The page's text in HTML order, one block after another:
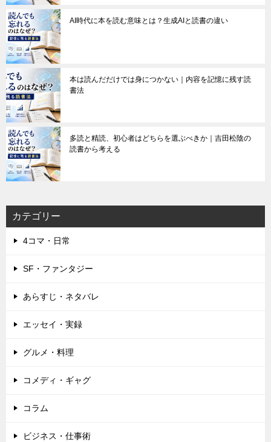
AI時代に本を読む意味とは？生成AIと読書の違い
本は読んだだけでは身につかない｜内容を記憶に残す読
書法
多読と精読、初心者はどちらを選ぶべきか｜吉田松陰の
読書から考える
カテゴリー
4コマ・日常
SF・ファンタジー
あらすじ・ネタバレ
エッセイ・実録
グルメ・料理
コメディ・ギャグ
コラム
ビジネス・仕事術